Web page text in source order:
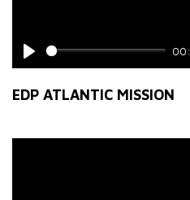
Play
EDP ATLANTIC MISSION